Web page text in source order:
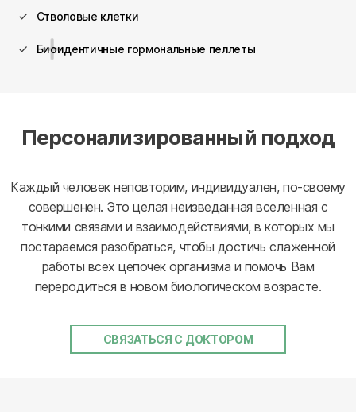
Стволовые клетки
Биоидентичные гормональные пеллеты
Персонализированный подход
Каждый человек неповторим, индивидуален, по-своему
совершенен. Это целая неизведанная вселенная с
тонкими связами и взаимодействиями, в которых мы
постараемся разобраться, чтобы достичь слаженной
работы всех цепочек организма и помочь Вам
переродиться в новом биологическом возрасте.
СВЯЗАТЬСЯ С ДОКТОРОМ